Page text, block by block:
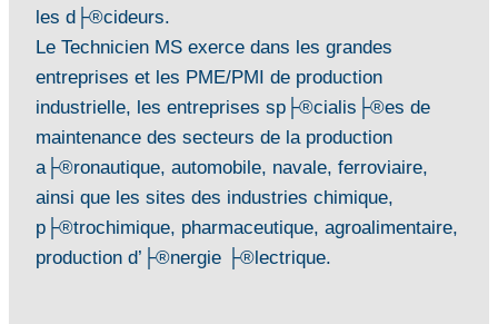
les d├®cideurs.
Le Technicien MS exerce dans les grandes
entreprises et les PME/PMI de production
industrielle, les entreprises sp├®cialis├®es de
maintenance des secteurs de la production
a├®ronautique, automobile, navale, ferroviaire,
ainsi que les sites des industries chimique,
p├®trochimique, pharmaceutique, agroalimentaire,
production d’├®nergie ├®lectrique.